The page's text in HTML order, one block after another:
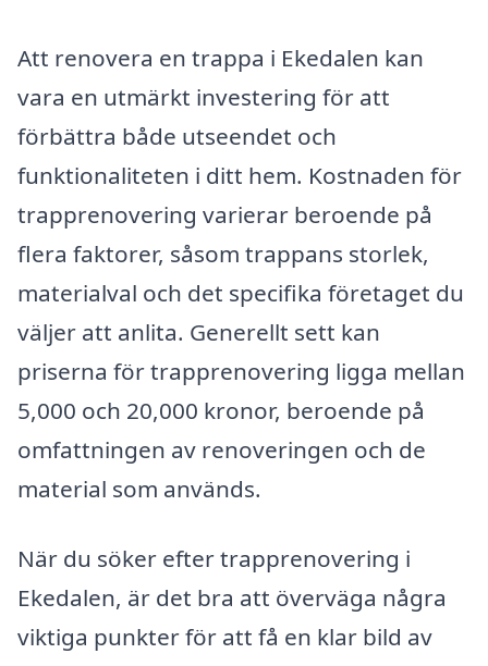
Att renovera en trappa i Ekedalen kan
vara en utmärkt investering för att
förbättra både utseendet och
funktionaliteten i ditt hem. Kostnaden för
trapprenovering varierar beroende på
flera faktorer, såsom trappans storlek,
materialval och det specifika företaget du
väljer att anlita. Generellt sett kan
priserna för trapprenovering ligga mellan
5,000 och 20,000 kronor, beroende på
omfattningen av renoveringen och de
material som används.
När du söker efter trapprenovering i
Ekedalen, är det bra att överväga några
viktiga punkter för att få en klar bild av